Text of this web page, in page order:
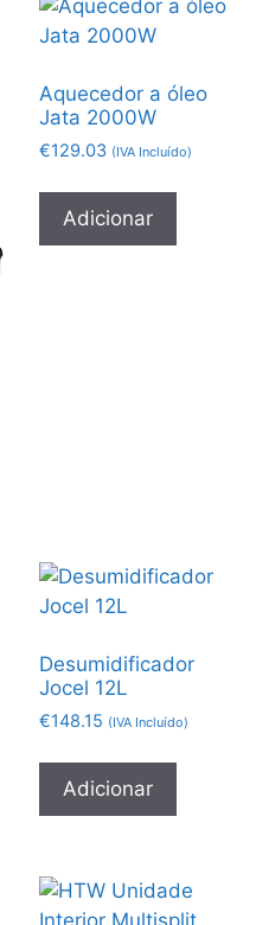
Aquecedor a óleo
Jata 2000W
€129.03 (IVA Incluído)
Adicionar
Desumidificador
Jocel 12L
€148.15 (IVA Incluído)
Adicionar